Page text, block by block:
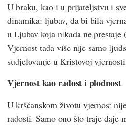
U braku, kao i u prijateljstvu i
dinamika: ljubav, da bi bila
u Ljubav koja nikada ne prestaje
Vjernost tada više nije samo
sudjelovanje u Kristovoj vjernosti.
Vjernost kao radost i plodnost
U kršćanskom životu vjernost
radosti. Samo ono što traje daje